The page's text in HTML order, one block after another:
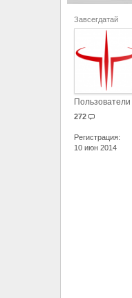
Завсегдатай
Пользователи
272
Регистрация:
10 июн 2014